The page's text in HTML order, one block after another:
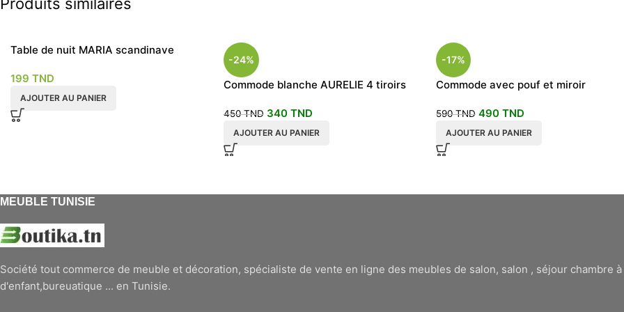
Table de nuit MARIA scandinave
199 TND
AJOUTER AU PANIER
-24%
Commode blanche AURELIE 4 tiroirs
450TND 340 TND
AJOUTER AU PANIER
-17%
Commode avec pouf et miroir
590TND 490 TND
AJOUTER AU PANIER
MEUBLE TUNISIE
Société tout commerce de meuble et décoration, spécialiste de vente en ligne des meubles de salon, salon , séjour chambre
d'enfant,bureuatique ... en Tunisie.